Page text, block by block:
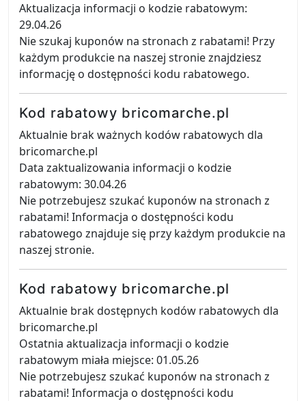
Aktualizacja informacji o kodzie rabatowym:
29.04.26
Nie szukaj kuponów na stronach z rabatami! Przy
każdym produkcie na naszej stronie znajdziesz
informację o dostępności kodu rabatowego.
Kod rabatowy bricomarche.pl
Aktualnie brak ważnych kodów rabatowych dla
bricomarche.pl
Data zaktualizowania informacji o kodzie
rabatowym: 30.04.26
Nie potrzebujesz szukać kuponów na stronach z
rabatami! Informacja o dostępności kodu
rabatowego znajduje się przy każdym produkcie na
naszej stronie.
Kod rabatowy bricomarche.pl
Aktualnie brak dostępnych kodów rabatowych dla
bricomarche.pl
Ostatnia aktualizacja informacji o kodzie
rabatowym miała miejsce: 01.05.26
Nie potrzebujesz szukać kuponów na stronach z
rabatami! Informacja o dostępności kodu